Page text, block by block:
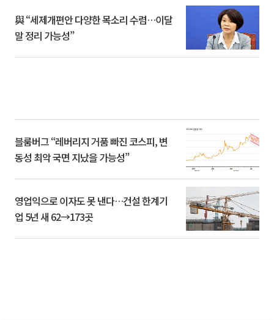
與 “세제개편안 다양한 목소리 수렴…이달
말 정리 가능성”
블룸버그 “레버리지 거품 빠진 코스피, 변
동성 최악 국면 지났을 가능성”
영업익으로 이자도 못 낸다…건설 한계기
업 5년 새 62→173곳